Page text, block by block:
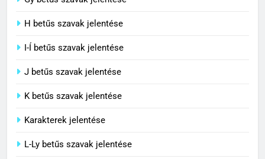
5
Célkitűzés jelentése
C BETŰS SZAVAK JELENTÉSE
H betűs szavak jelentése
I-Í betűs szavak jelentése
J betűs szavak jelentése
K betűs szavak jelentése
Karakterek jelentése
L-Ly betűs szavak jelentése